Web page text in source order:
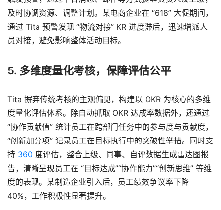
及时协调资源、调整计划。某电商企业在 “618” 大促期间，
通过 Tita 预警发现 “物流对接” KR 进度滞后，迅速增派人
员对接，避免影响整体活动目标。
5. 多维度量化考核，保障评估公平
Tita 摒弃传统考核的主观偏见，构建以 OKR 为核心的多维
度量化评估体系。除自动抓取 OKR 达成率数据外，还通过
“协作贡献值” 统计员工在跨部门任务中的参与度与贡献度，
“创新加分项” 记录员工在目标执行中的突破性举措。同时支
持 360 度评估，整合上级、同事、自评数据生成雷达图报
告，清晰呈现员工在 “目标达成”“协作能力”“创新思维” 等维
度的表现。某制造企业引入后，员工绩效争议率下降
40%，工作积极性显著提升。